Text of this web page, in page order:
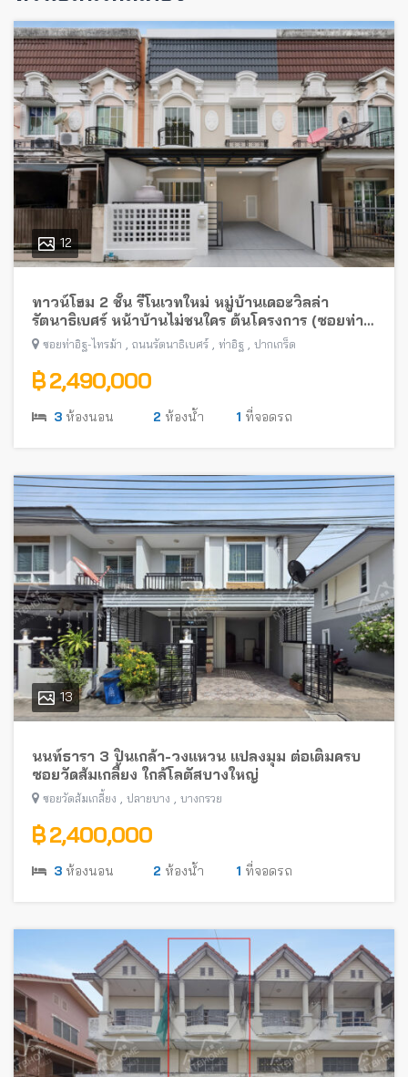
12
ทาวน์โฮม 2 ชั้น รีโนเวทใหม่ หมู่บ้านเดอะวิลล่า
รัตนาธิเบศร์ หน้าบ้านไม่ชนใคร ต้นโครงการ (ซอยท่า
อิฐ-ไทรม้า) พร้อมอยู่ ใกล้รถไฟฟ้าสายสีม่วง
ซอยท่าอิฐ-ไทรม้า , ถนนรัตนาธิเบศร์ , ท่าอิฐ , ปากเกร็ด
฿ 2,490,000
3 ห้องนอน 2 ห้องน้ำ 1 ที่จอดรถ
13
นนท์ธารา 3 ปิ่นเกล้า-วงแหวน แปลงมุม ต่อเติมครบ
ซอยวัดส้มเกลี้ยง ใกล้โลตัสบางใหญ่
ซอยวัดส้มเกลี้ยง , ปลายบาง , บางกรวย
฿ 2,400,000
3 ห้องนอน 2 ห้องน้ำ 1 ที่จอดรถ